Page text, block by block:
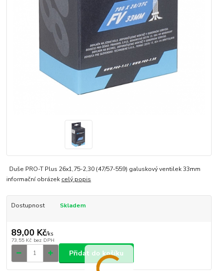
Duše PRO-T Plus 26x1,75-2,30 (47/57-559) galuskový ventilek 33mm
informační obrázek celý popis
Dostupnost Skladem
89,00 Kč/ks
73,55 Kč bez DPH
Přidat do košíku